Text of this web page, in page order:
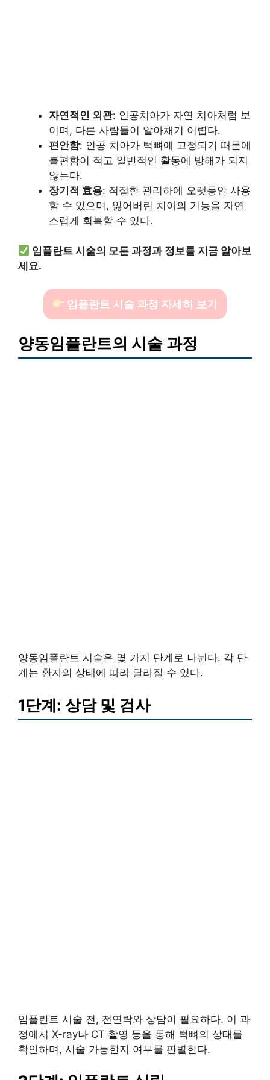
자연적인 외관: 인공치아가 자연 치아처럼 보
이며, 다른 사람들이 알아채기 어렵다.
편안함: 인공 치아가 턱뼈에 고정되기 때문에
불편함이 적고 일반적인 활동에 방해가 되지
않는다.
장기적 효용: 적절한 관리하에 오랫동안 사용
할 수 있으며, 잃어버린 치아의 기능을 자연
스럽게 회복할 수 있다.
임플란트 시술의 모든 과정과 정보를 지금 알아보
세요.
임플란트 시술 과정 자세히 보기
양동임플란트의 시술 과정
양동임플란트 시술은 몇 가지 단계로 나뉜다. 각 단
계는 환자의 상태에 따라 달라질 수 있다.
1단계: 상담 및 검사
임플란트 시술 전, 전연락와 상담이 필요하다. 이 과
정에서 X-ray나 CT 촬영 등을 통해 턱뼈의 상태를
확인하며, 시술 가능한지 여부를 판별한다.